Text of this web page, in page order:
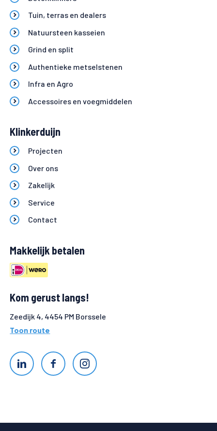
Tuin, terras en dealers
Natuursteen kasseien
Grind en split
Authentieke metselstenen
Infra en Agro
Accessoires en voegmiddelen
Klinkerduijn
Projecten
Over ons
Zakelijk
Service
Contact
Makkelijk betalen
Kom gerust langs!
Zeedijk 4, 4454 PM Borssele
Toon route